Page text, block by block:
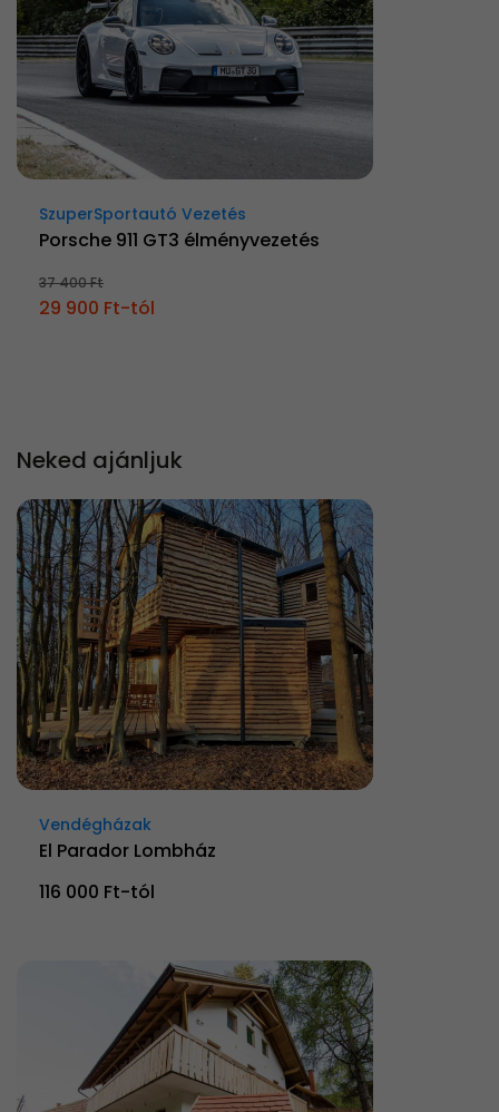
SzuperSportautó Vezetés
Porsche 911 GT3 élményvezetés
37 400 Ft
29 900 Ft-tól
Neked ajánljuk
Vendégházak
El Parador Lombház
116 000 Ft-tól